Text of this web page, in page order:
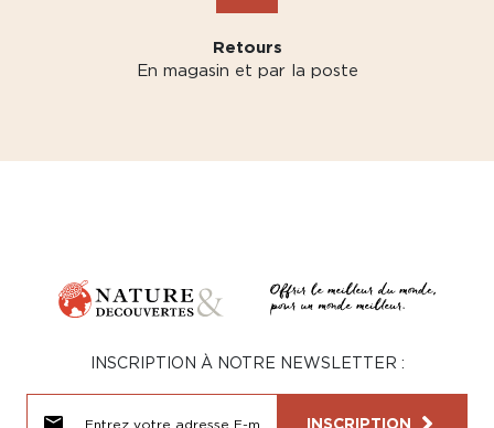
Retours
En magasin et par la poste
INSCRIPTION À NOTRE NEWSLETTER :
INSCRIPTION